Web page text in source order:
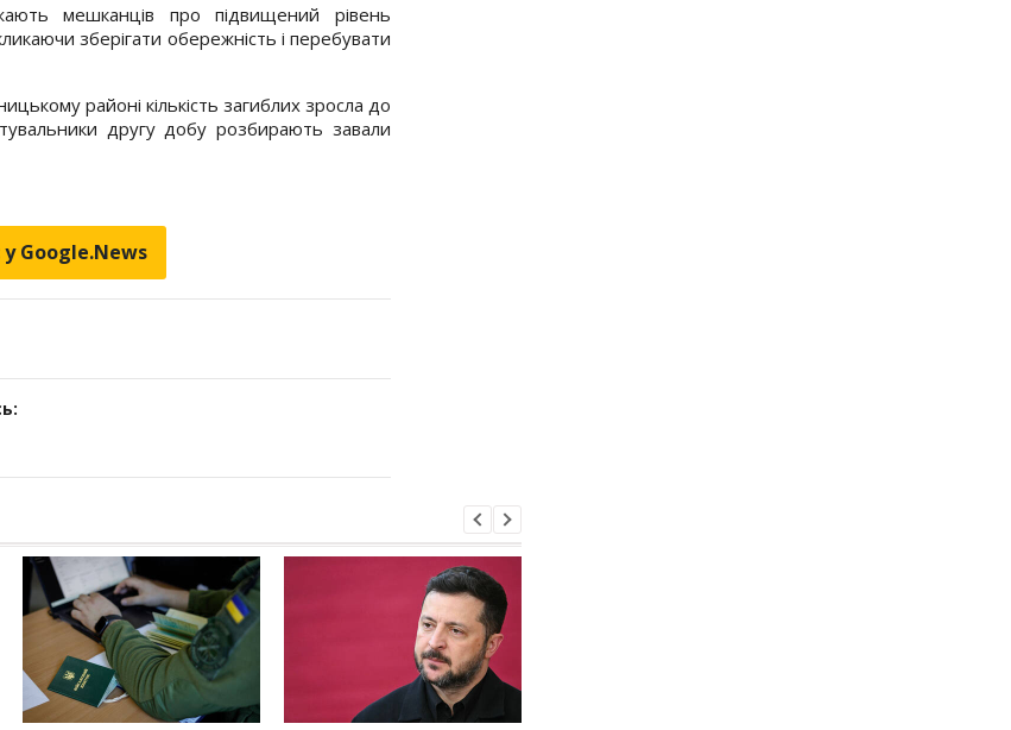
мешканців про підвищений рівень
зберігати обережність і перебувати
районі кількість загиблих зросла до
другу добу розбирають завали
Google.News